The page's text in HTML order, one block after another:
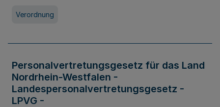
Verordnung
Personalvertretungsgesetz für das Land
Nordrhein-Westfalen -
Landespersonalvertretungsgesetz -
LPVG -